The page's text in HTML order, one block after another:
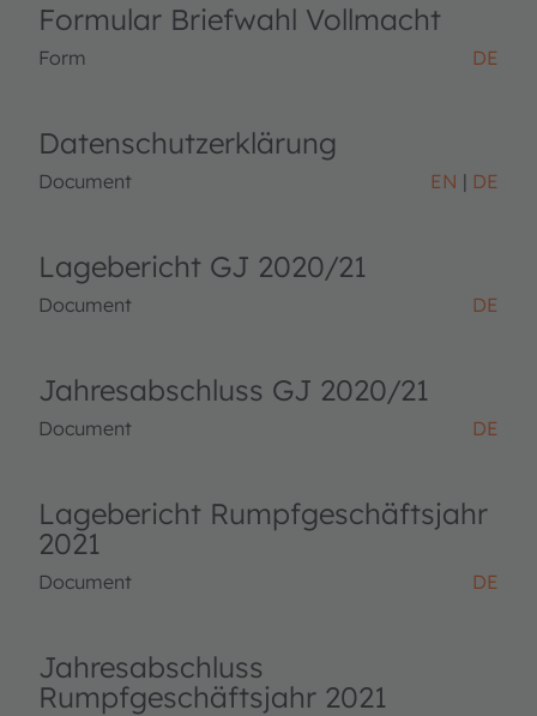
Formular Briefwahl Vollmacht
Form DE
Datenschutzerklärung
Document EN DE
Lagebericht GJ 2020/21
Document DE
Jahresabschluss GJ 2020/21
Document DE
Lagebericht Rumpfgeschäftsjahr
2021
Document DE
Jahresabschluss
Rumpfgeschäftsjahr 2021